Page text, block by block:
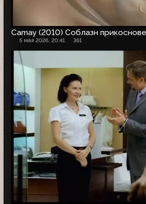
Camay (2010) Соблазн
5 мая 2026, 20:41 361